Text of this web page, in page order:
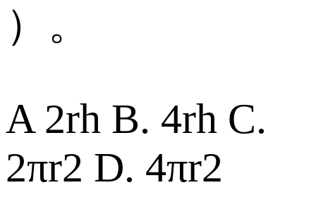
）。
A 2rh B. 4rh C.
2πr2 D. 4πr2